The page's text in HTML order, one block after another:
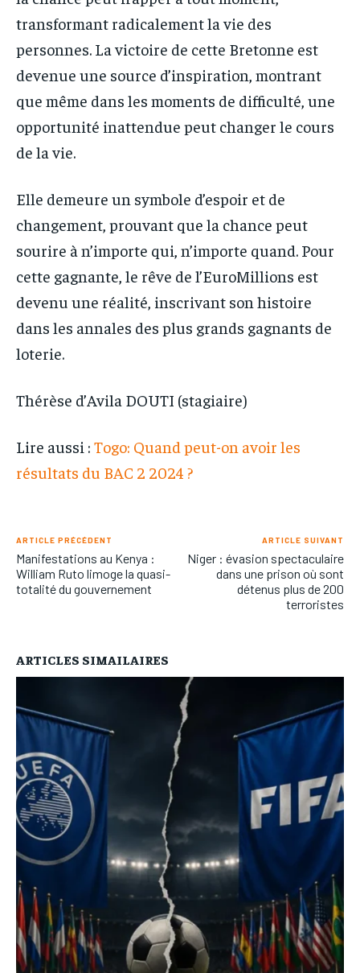
transformant radicalement la vie des
personnes. La victoire de cette Bretonne est
devenue une source d’inspiration, montrant
que même dans les moments de difficulté, une
opportunité inattendue peut changer le cours
de la vie.
Elle demeure un symbole d’espoir et de
changement, prouvant que la chance peut
sourire à n’importe qui, n’importe quand. Pour
cette gagnante, le rêve de l’EuroMillions est
devenu une réalité, inscrivant son histoire
dans les annales des plus grands gagnants de
loterie.
Thérèse d’Avila DOUTI (stagiaire)
Lire aussi : Togo: Quand peut-on avoir les
résultats du BAC 2 2024 ?
ARTICLE PRÉCÉDENT
Manifestations au Kenya :
William Ruto limoge la quasi-
totalité du gouvernement
ARTICLE SUIVANT
Niger : évasion spectaculaire
dans une prison où sont
détenus plus de 200
terroristes
ARTICLES SIMAILAIRES